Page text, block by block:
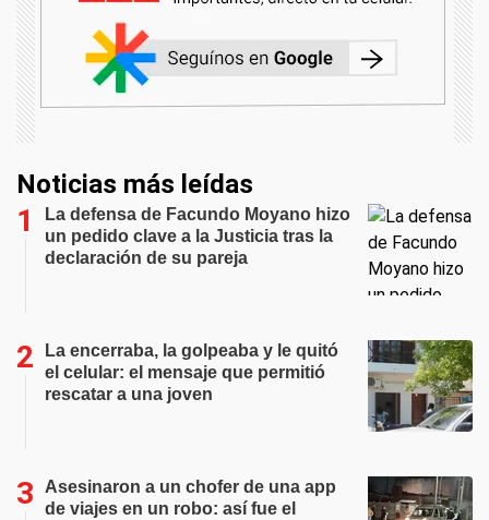
Noticias más leídas
La defensa de Facundo Moyano hizo
un pedido clave a la Justicia tras la
declaración de su pareja
La encerraba, la golpeaba y le quitó
el celular: el mensaje que permitió
rescatar a una joven
Asesinaron a un chofer de una app
de viajes en un robo: así fue el